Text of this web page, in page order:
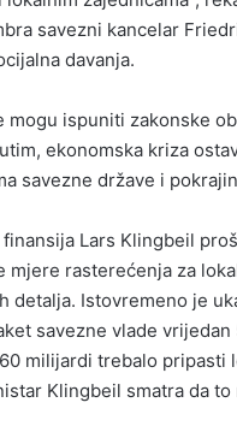
savezni kancelar
davanja.
mogu ispuniti zakonske
ekonomska kriza
savezne države i
Lars Klingbeil
mjere rasterećenja za
detalja. Istovremeno je
savezne vlade vrijedan
milijardi trebalo pripasti
Klingbeil smatra da to